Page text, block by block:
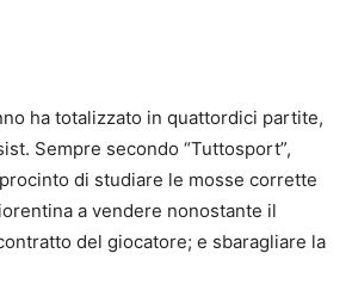
ha totalizzato in quattordici partite,
Sempre secondo “Tuttosport”,
di studiare le mosse corrette
a vendere nonostante il
del giocatore; e sbaragliare la